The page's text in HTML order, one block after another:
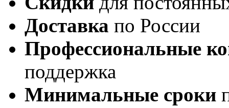
Доставка по России
Профессиональные
поддержка
Минимальные сроки